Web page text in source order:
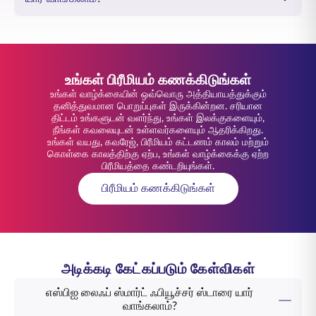
உங்கள் பிரீமியம் கணக்கிடுங்கள்
உங்கள் வாழ்க்கையின் ஒவ்வொரு அத்தியாயத்துக்கும்
தனித்துவமான பொறுப்புகள் இருக்கின்றன. சரியான
திட்டம் உங்களுடன் வளர்ந்து, உங்கள் இலக்குகளையும்,
நீங்கள் கவலையுடன் உள்ளவர்களையும் ஆதரிக்கிறது.
உங்கள் வயது, கவரேஜ், பிரீமியம் கட்டணம் காலம் மற்றும்
கொள்கை காலத்திற்கு ஏற்ப, உங்கள் வாழ்க்கைக்கு ஏற்ற
பிரீமியத்தை கண்டறியுங்கள்.
பிரீமியம் கணக்கிடுங்கள்
அடிக்கடி கேட்கப்படும் கேள்விகள்
எஸ்பிஐ லைஃப் ஸ்மார்ட் ஃபியூச்சர் ஸ்டாரை யார்
வாங்கலாம்?